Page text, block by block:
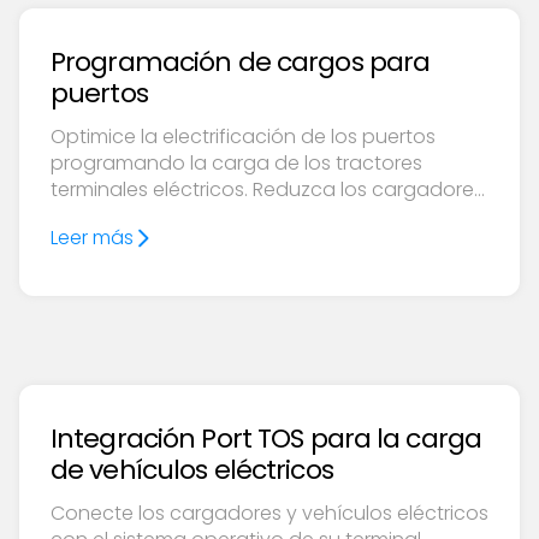
Programación de cargos para
puertos
Optimice la electrificación de los puertos
programando la carga de los tractores
terminales eléctricos. Reduzca los cargadores,
las operaciones.
Leer más
Integración Port TOS para la carga
de vehículos eléctricos
Conecte los cargadores y vehículos eléctricos